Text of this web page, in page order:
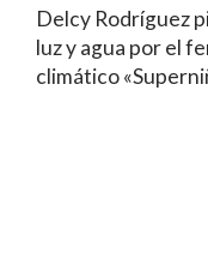
Delcy Rodríguez
luz y agua por el
climático